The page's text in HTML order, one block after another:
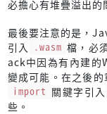
                }
                }
            }
        }
    }
else {
    }
const
const
必擔心有堆疊溢出的
最後要注意的是，
引入
.wasm 檔，必
ack中因為有內建的
變成可能。在之後
import 關鍵字引入
些。